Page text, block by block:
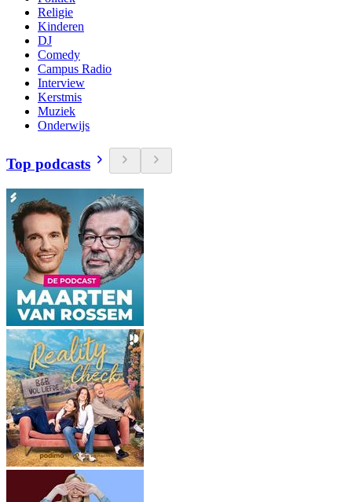
Religie
Kinderen
DJ
Comedy
Campus Radio
Interview
Kerstmis
Muziek
Onderwijs
Top podcasts